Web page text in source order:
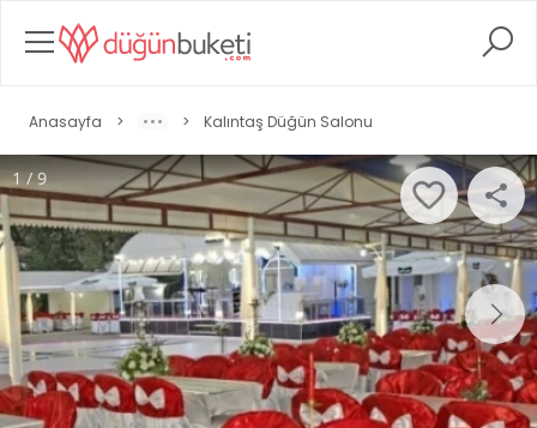
Anasayfa > > Kalıntaş Düğün Salonu
1 / 9